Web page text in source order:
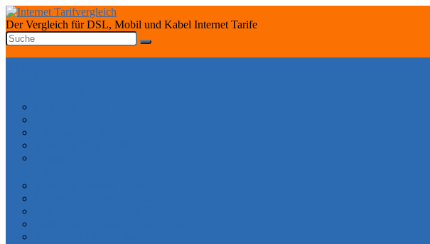
Der Vergleich für DSL, Mobil und Kabel Internet Tarife